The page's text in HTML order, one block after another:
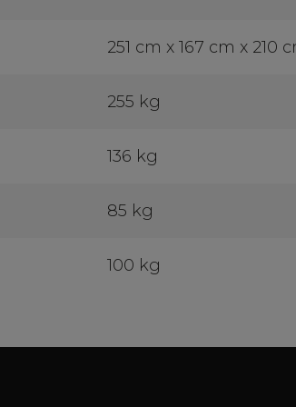
251 cm x 167 cm x 210
255 kg
136 kg
85 kg
100 kg